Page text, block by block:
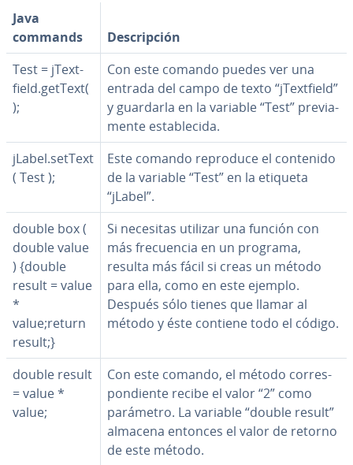
Java
commands
De­s­cri­p­ción
Test = jTe­x­t­
fie­ld.getText(
);
Con este comando puedes ver una
entrada del campo de texto “jTe­x­t­fie­ld”
y guardarla en la variable “Test” pre­via­
me­n­te es­ta­ble­ci­da.
jLabel.setText
( Test );
Este comando reproduce el contenido
de la variable “Test” en la etiqueta
“jLabel”.
double box (
double value
) {double
result = value
*
value;return
result;}
Si necesitas utilizar una función con
más fre­cue­n­cia en un programa,
resulta más fácil si creas un método
para ella, como en este ejemplo.
Después sólo tienes que llamar al
método y éste contiene todo el código.
double result
= value *
value;
Con este comando, el método co­rre­s­
po­n­die­n­te recibe el valor “2” como
parámetro. La variable “double result”
almacena entonces el valor de retorno
de este método.